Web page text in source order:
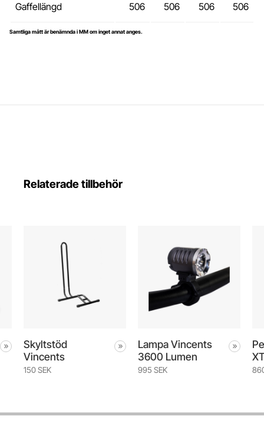
Gaffellängd 506 506 506 506
Samtliga mått är benämnda i MM om inget annat anges.
Relaterade tillbehör
Skyltstöd
Vincents
150 SEK
Lampa Vincents
3600 Lumen
995 SEK